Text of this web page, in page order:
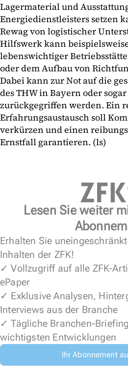
Lagermaterial und
Energiedienstleisters setzen
Rewag von logistischer
Hilfswerk kann
lebenswichtiger
oder dem Aufbau von
Dabei kann zur Not auf die
des THW in Bayern oder
zurückgegriffen werden. Ein
Erfahrungsaustausch soll
verkürzen und einen
Ernstfall garantieren. (ls)
Lesen Sie weiter
Erhalten Sie
Inhalten der ZFK!
✓ Vollzugriff auf alle ZFK-
ePaper
✓ Exklusive Analysen,
Interviews aus der Branche
✓ Tägliche Branchen-
wichtigsten Entwicklungen
Ihr Abonnement